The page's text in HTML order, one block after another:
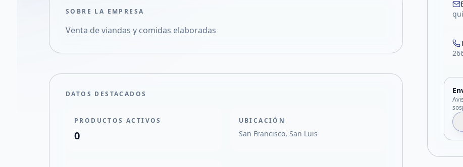
SOBRE LA EMPRESA
Venta de viandas y comidas elaboradas
DATOS DESTACADOS
PRODUCTOS ACTIVOS
0
UBICACIÓN
San Francisco, San Luis